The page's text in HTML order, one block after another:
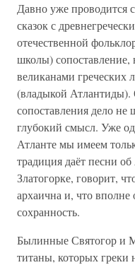
Давно уже проводится
сказок с
отечественной
школы) сопоставление,
великанами греческих
(владыкой
сопоставления дело
глубокий смысл. Уже
Атланте мы имеем
традиция даёт песни
Златогорке, говорит,
архаична и, что
сохранность.
Былинные Святогор и
титаны, которых греки